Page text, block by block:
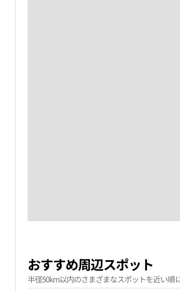
おすすめ周辺スポット
半径50km以内のさまざまなスポットを近い順